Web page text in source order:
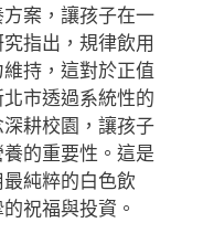
案，讓孩子在一
指出，規律飲用
持，這對於正值
市透過系統性的
耕校園，讓孩子
的重要性。這是
純粹的白色飲
祝福與投資。